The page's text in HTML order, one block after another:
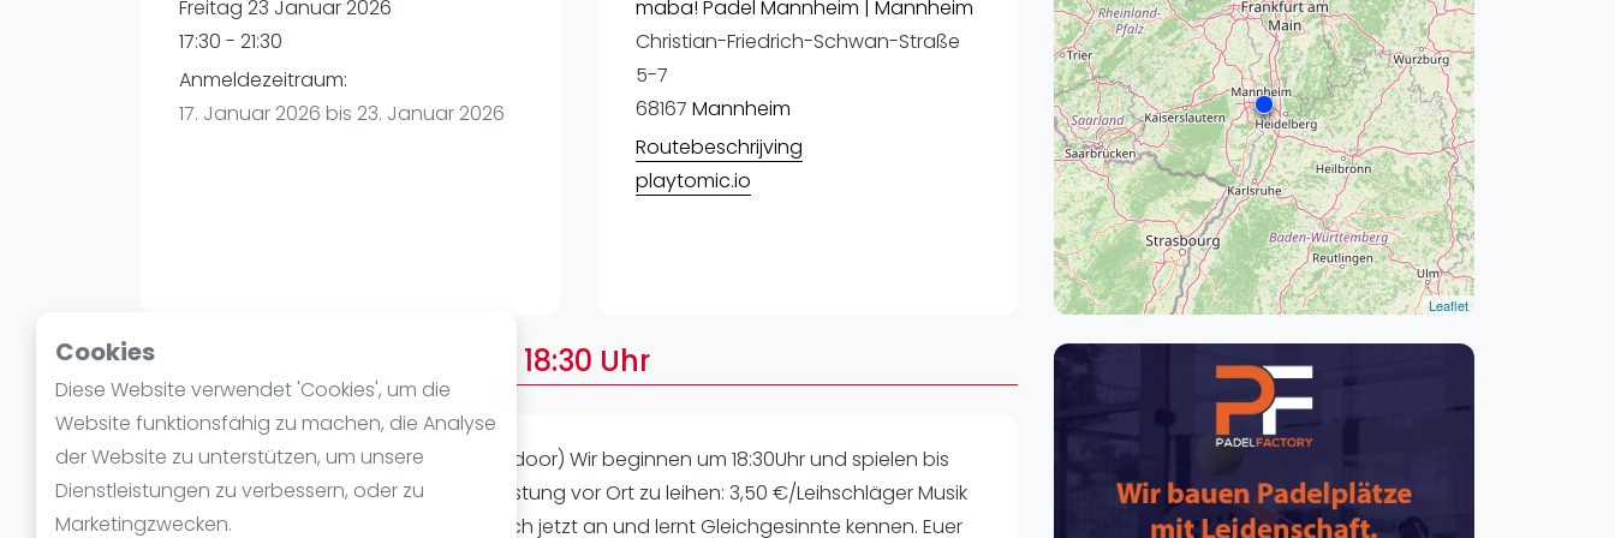
Cookies
Diese Website verwendet 'Cookies', um die
Website funktionsfähig zu machen, die Analyse
der Website zu unterstützen, um unsere
Dienstleistungen zu verbessern, oder zu
Marketingzwecken.
Verschiedenes
Leipzig
Dortmund
Essen
Freitag 23 Januar 2026
17:30 - 21:30
Anmeldezeitraum:
17. Januar 2026 bis 23. Januar 2026
maba! Padel Mannheim | Mannheim
Christian-Friedrich-Schwan-Straße
5-7
68167 Mannheim
Routebeschrijving
playtomic.io
Leaflet
Über AFTERWORK FREITAG 18:30 Uhr
AFTER WORK PADEL (Indoor oder Outdoor) Wir beginnen um 18:30Uhr und spielen bis
22:30Uhr. Spielstärke: Alle Level Ausrüstung vor Ort zu leihen: 3,50 €/Leihschläger Musik
und ganz viel Padelspaß! Meldet Euch jetzt an und lernt Gleichgesinnte kennen. Euer